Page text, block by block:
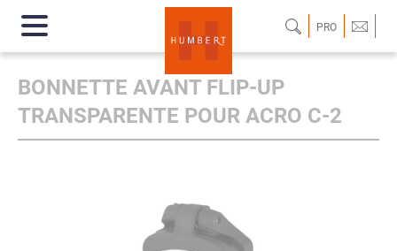
PRO
BONNETTE AVANT FLIP-UP
TRANSPARENTE POUR ACRO C-2